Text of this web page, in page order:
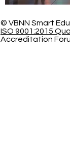
© VBNN Smart
ISO 9001:2015
Accreditation